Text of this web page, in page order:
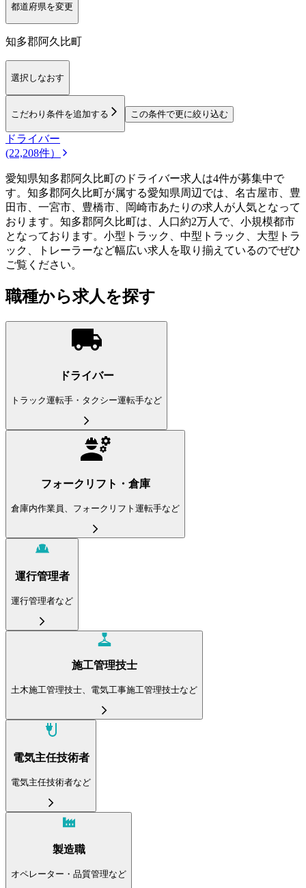
都道府県を変更
知多郡阿久比町
選択しなおす
こだわり条件を追加する この条件で更に絞り込む
ドライバー
(22,208件）
愛知県知多郡阿久比町のドライバー求人は4件が募集中で
す。知多郡阿久比町が属する愛知県周辺では、名古屋市、豊
田市、一宮市、豊橋市、岡崎市あたりの求人が人気となって
おります。知多郡阿久比町は、人口約2万人で、小規模都市
となっております。小型トラック、中型トラック、大型トラ
ック、トレーラーなど幅広い求人を取り揃えているのでぜひ
ご覧ください。
職種から求人を探す
ドライバー
トラック運転手・タクシー運転手など
フォークリフト・倉庫
倉庫内作業員、フォークリフト運転手など
運行管理者
運行管理者など
施工管理技士
土木施工管理技士、電気工事施工管理技士など
電気主任技術者
電気主任技術者など
製造職
オペレーター・品質管理など